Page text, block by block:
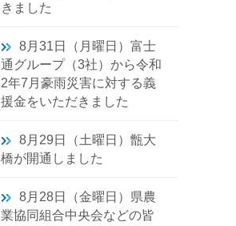
きました
8月31日（月曜日）富士
通グループ（3社）から令和
2年7月豪雨災害に対する義
援金をいただきました
8月29日（土曜日）甑大
橋が開通しました
8月28日（金曜日）県農
業協同組合中央会などの皆